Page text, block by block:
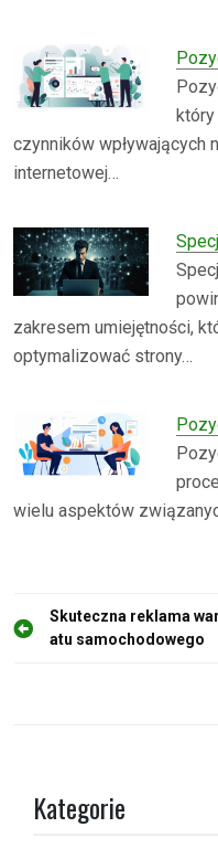
czynników wpływających
internetowej…
zakresem umiejętności,
optymalizować strony…
wielu aspektów
N
Skuteczna reklama
atu samochodowego
Kategorie